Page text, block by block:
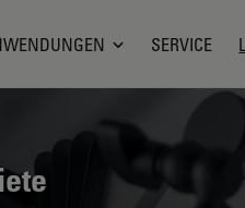
SERVICE